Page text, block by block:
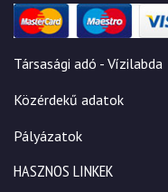
Társasági adó - Vízilabda
Közérdekű adatok
Pályázatok
HASZNOS LINKEK